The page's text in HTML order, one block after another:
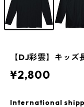
【DJ彩雲】キッ
¥2,800
International